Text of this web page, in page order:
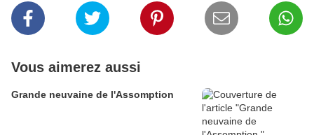
Vous aimerez aussi
Grande neuvaine de l'Assomption